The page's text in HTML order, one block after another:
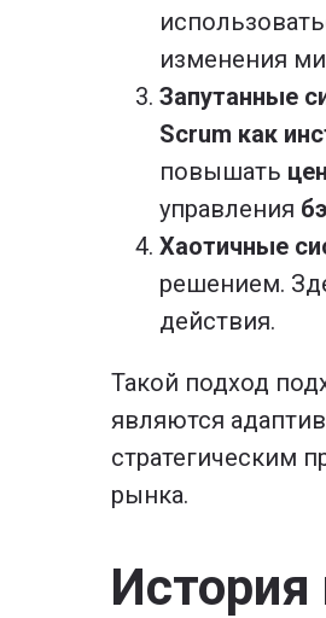
изменения
Запутанные
Scrum как
повышать
управления
Хаотичные
решением.
действия.
Такой подход
являются
стратегическим
рынка.
История